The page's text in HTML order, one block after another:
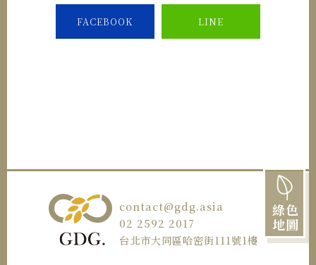
綠色
地圖
FACEBOOK LINE
contact@gdg.asia
02 2592 2017
台北市大同區哈密街111號1樓